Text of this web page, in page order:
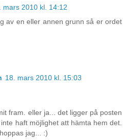
mars 2010 kl. 14:12
av en eller annen grunn så er ordet
18. mars 2010 kl. 15:03
fram. eller ja... det ligger på posten
haft möjlighet att hämta hem det.
jag... :)